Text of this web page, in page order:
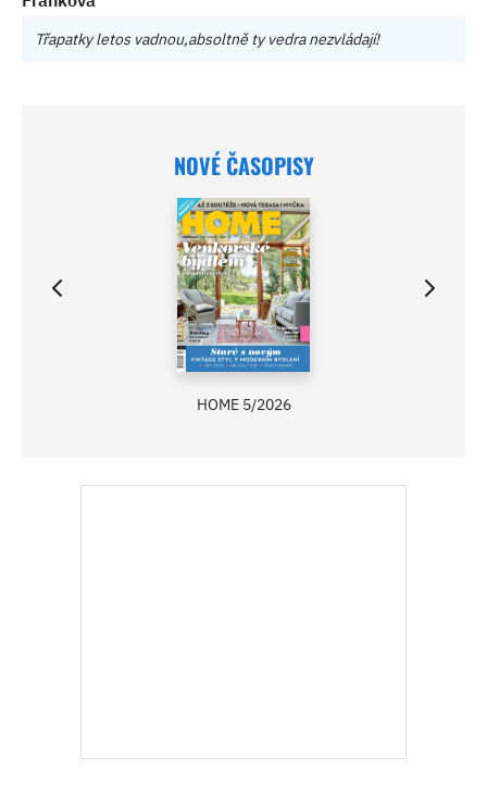
Třapatky letos vadnou,absoltně ty vedra nezvládají!
NOVÉ ČASOPISY
HOME 5/2026